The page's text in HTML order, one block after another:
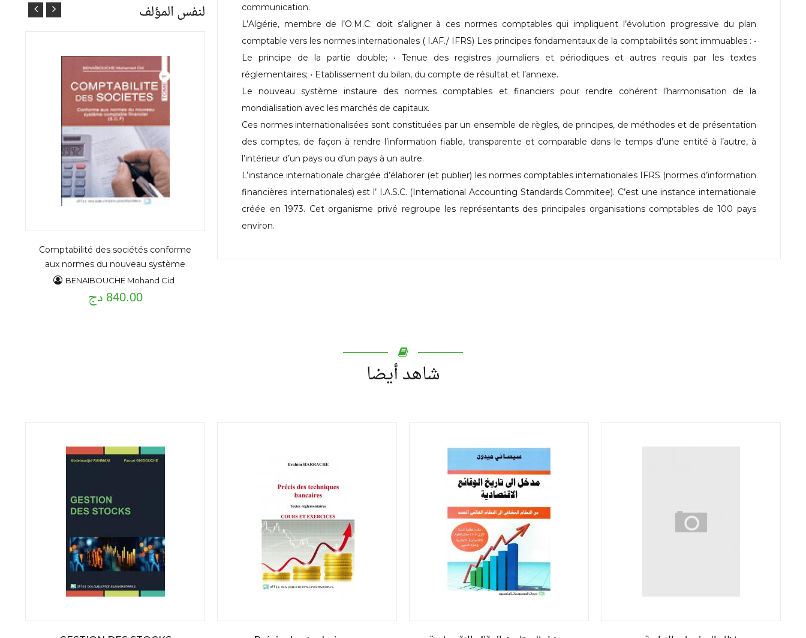
communication.
L’Algérie, membre de l’O.M.C. doit s’aligner à ces normes comptables qui impliquent l’évolution progressive du plan
comptable vers les normes internationales ( I.AF./ IFRS) Les principes fondamentaux de la comptabilités sont immuables : •
Le principe de la partie double; • Tenue des registres journaliers et périodiques et autres requis par les textes
réglementaires; • Etablissement du bilan, du compte de résultat et l’annexe.
Le nouveau système instaure des normes comptables et financiers pour rendre cohérent l’harmonisation de la
mondialisation avec les marchés de capitaux.
Ces normes internationalisées sont constituées par un ensemble de règles, de principes, de méthodes et de présentation
des comptes, de façon à rendre l’information fiable, transparente et comparable dans le temps d’une entité à l’autre, à
l’intérieur d’un pays ou d’un pays à un autre.
L’instance internationale chargée d’élaborer (et publier) les normes comptables internationales IFRS (normes d’information
financières internationales) est l’ I.A.S.C. (International Accounting Standards Commitee). C’est une instance internationale
créée en 1973. Cet organisme privé regroupe les représentants des principales organisations comptables de 100 pays
environ.
لنفس المؤلف
Comptabilité des sociétés conforme
aux normes du nouveau système
comptable financier (S,C,F) T1
BENAIBOUCHE Mohand Cid
840.00 دج
شاهد أيضا